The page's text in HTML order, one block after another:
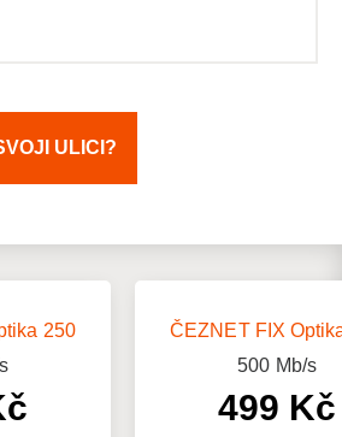
ULICI?
250
ČEZNET FIX
500 Mb/s
499 Kč